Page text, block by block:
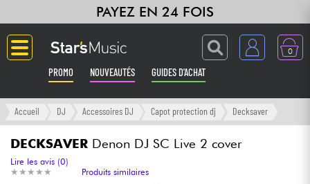
PAYEZ EN 24 FOIS
0
PROMO NOUVEAUTÉS GUIDES D'ACHAT
Langue
Guitares & Basses
Amplis & Effets
Accueil DJ Accessoires DJ Capot protection dj Decksaver
DECKSAVER Denon DJ SC Live 2 cover
★ ★ ★ ★ ★
★ ★ ★ ★ ★
Lire les avis (0)
Produits similaires